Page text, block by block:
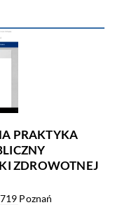
PRAKTYKA
ZDROWOTNEJ
Poznań